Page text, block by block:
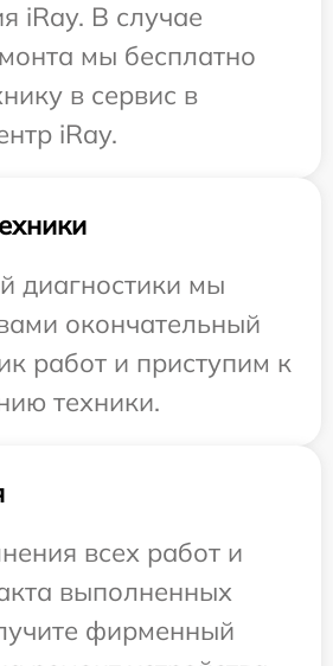
iRay. В случае
мы бесплатно
в сервис в
iRay.
диагностики мы
окончательный
работ и приступим к
техники.
всех работ и
выполненных
фирменный